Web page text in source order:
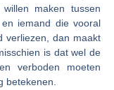
maken tussen
iemand die vooral
verliezen, dan maakt
is dat wel de
verboden moeten
betekenen.